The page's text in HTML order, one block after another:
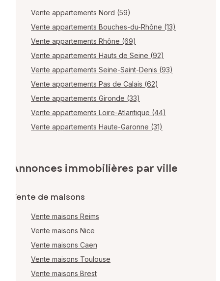
Vente appartements Nord (59)
Vente appartements Bouches-du-Rhône (13)
Vente appartements Rhône (69)
Vente appartements Hauts de Seine (92)
Vente appartements Seine-Saint-Denis (93)
Vente appartements Pas de Calais (62)
Vente appartements Gironde (33)
Vente appartements Loire-Atlantique (44)
Vente appartements Haute-Garonne (31)
Annonces immobilières par ville
Vente de maisons
Vente maisons Reims
Vente maisons Nice
Vente maisons Caen
Vente maisons Toulouse
Vente maisons Brest